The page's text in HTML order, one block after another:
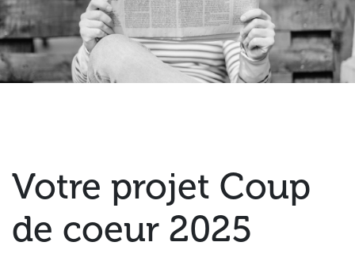
Votre projet Coup
de coeur 2025